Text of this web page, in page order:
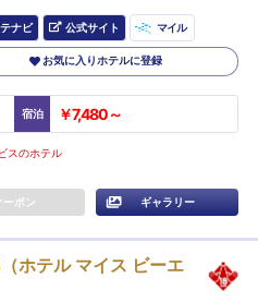
ナビ 公式サイト マイル
お気に入りホテルに登録
宿泊 ￥7,480～
スのホテル
ーポン ギャラリー
ホテル マイス ビーエ